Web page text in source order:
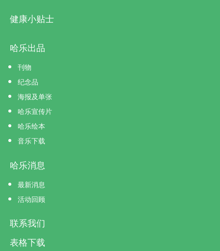
健康小贴士
哈乐出品
刊物
纪念品
海报及单张
哈乐宣传片
哈乐绘本
音乐下载
哈乐消息
最新消息
活动回顾
联系我们
表格下载